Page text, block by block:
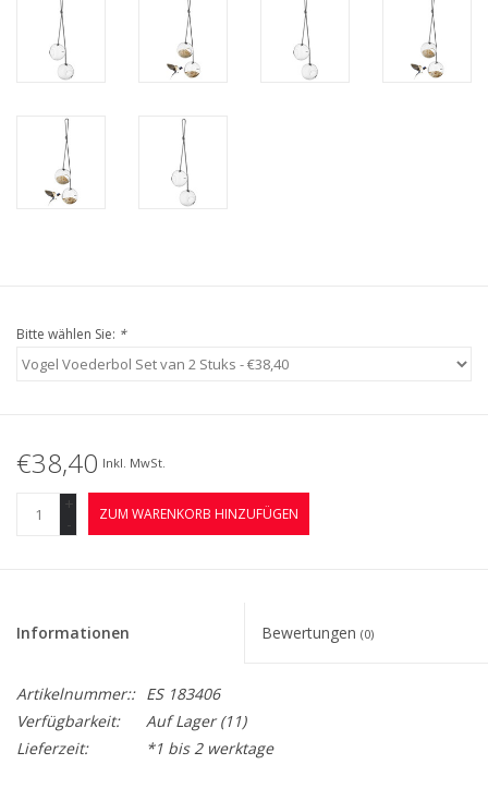
Bitte wählen Sie: *
€38,40 Inkl. MwSt.
+
-
ZUM WARENKORB HINZUFÜGEN
Informationen Bewertungen (0)
Artikelnummer:: ES 183406
Verfügbarkeit:
Auf Lager(11)
Lieferzeit:
*1 bis 2 werktage